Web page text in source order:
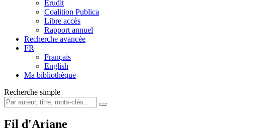
Érudit
Coalition Publica
Libre accès
Rapport annuel
Recherche avancée
FR
Français
English
Ma bibliothèque
Recherche simple
Fil d'Ariane